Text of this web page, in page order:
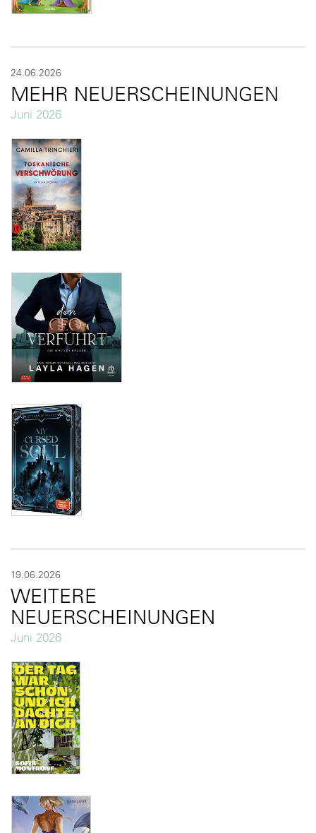
24.06.2026
MEHR NEUERSCHEINUNGEN
Juni 2026
19.06.2026
WEITERE
NEUERSCHEINUNGEN
Juni 2026